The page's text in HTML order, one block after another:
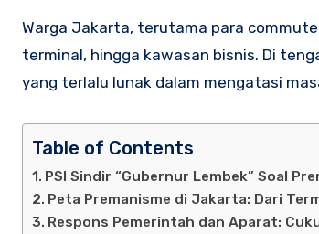
Warga Jakarta, terutama para
terminal, hingga kawasan bisnis. Di
yang terlalu lunak dalam mengatasi
Table of Contents
PSI Sindir “Gubernur Lembek” Soal
Peta Premanisme di Jakarta: Dari
Respons Pemerintah dan Aparat: